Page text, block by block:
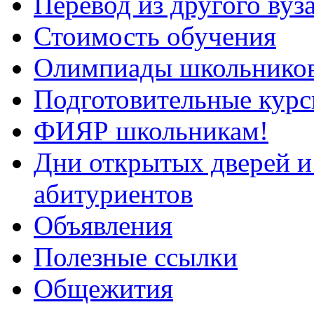
Стоимость обучения
Олимпиады
Подготовительные
ФИЯР школьникам!
Дни открытых дверей
абитуриентов
Объявления
Полезные ссылки
Общежития